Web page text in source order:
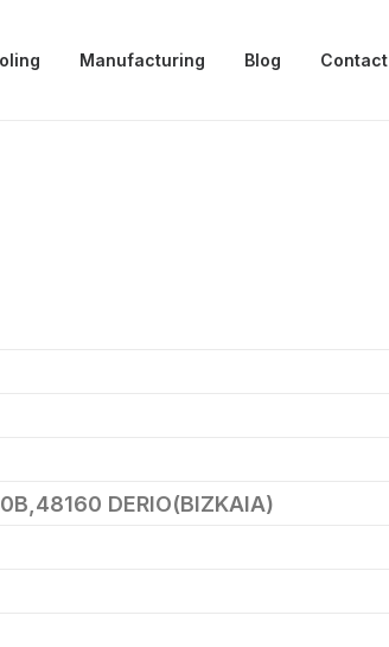
Manufacturing Blog Contact
DERIO(BIZKAIA)